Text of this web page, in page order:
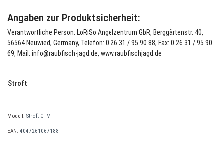
Angaben zur Produktsicherheit:
Verantwortliche Person: LoRiSo Angelzentrum GbR, Berggärtenstr. 40,
56564 Neuwied, Germany, Telefon: 0 26 31 / 95 90 88, Fax: 0 26 31 / 95 90
69, Mail: info@raubfisch-jagd.de, www.raubfischjagd.de
Stroft
Modell: Stroft-GTM
EAN: 4047261067188